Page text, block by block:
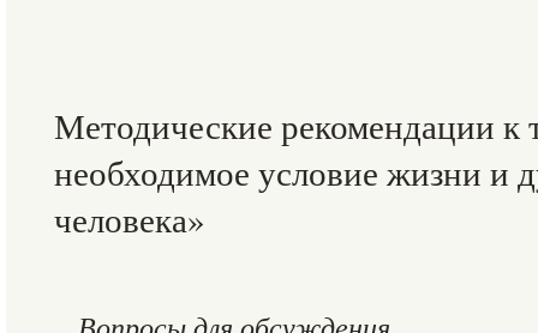
Методические рекомендации к
необходимое условие жизни и
человека»